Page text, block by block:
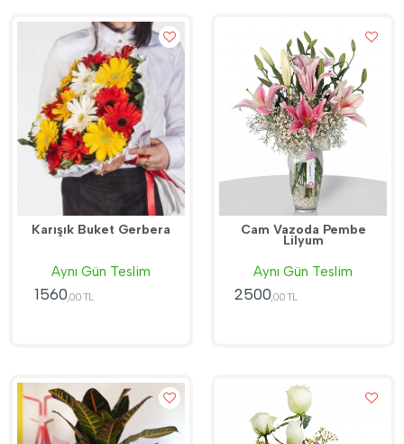
Karışık Buket Gerbera
Aynı Gün Teslim
1560,00 TL
Cam Vazoda Pembe
Lilyum
Aynı Gün Teslim
2500,00 TL